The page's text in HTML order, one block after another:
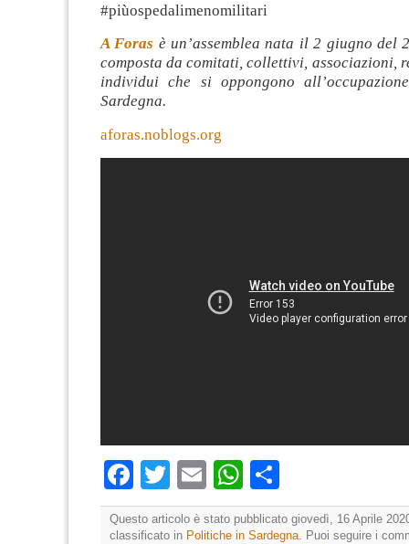
#piùospedalimenomilitari
A Foras è un’assemblea nata il 2 giugno del
composta da comitati, collettivi, associazioni,
individui che si oppongono
Sardegna.
aforas.noblogs.org
Facebook
TwitterEmailWhatsApp
Questo articolo è stato pubblicato giovedì, 16 Aprile
classificato in Politiche in Sardegna. Puoi seguire i